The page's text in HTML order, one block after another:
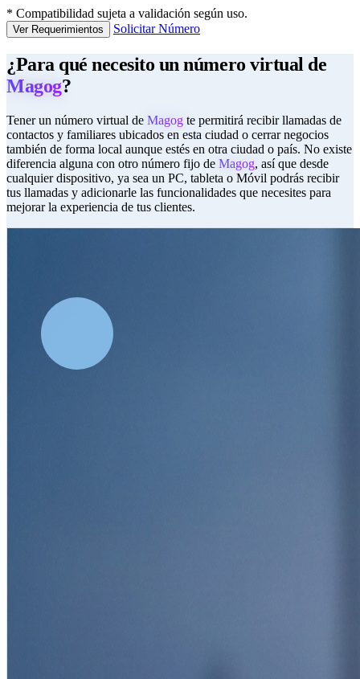
* Compatibilidad sujeta a validación según uso.
Ver Requerimientos Solicitar Número
¿Para qué necesito un número virtual de
Magog?
Tener un número virtual de Magog te permitirá recibir llamadas de
contactos y familiares ubicados en esta ciudad o cerrar negocios
también de forma local aunque estés en otra ciudad o país. No existe
diferencia alguna con otro número fijo de Magog, así que desde
cualquier dispositivo, ya sea un PC, tableta o Móvil podrás recibir
tus llamadas y adicionarle las funcionalidades que necesites para
mejorar la experiencia de tus clientes.